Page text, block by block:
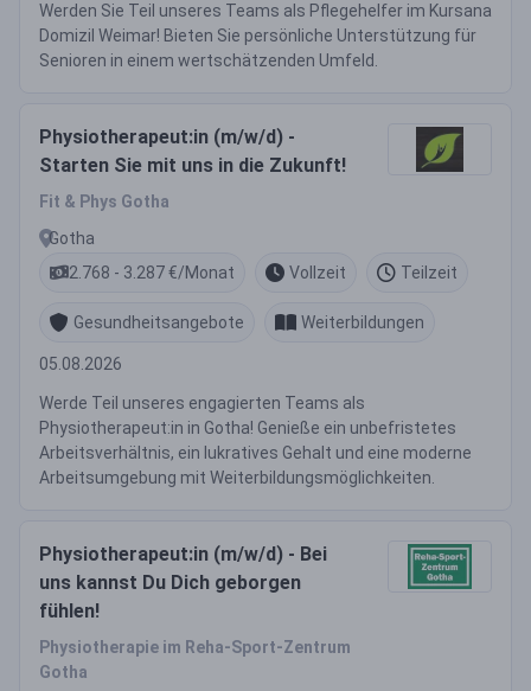
Werden Sie Teil unseres Teams als Pflegehelfer im Kursana
Domizil Weimar! Bieten Sie persönliche Unterstützung für
Senioren in einem wertschätzenden Umfeld.
Physiotherapeut:in (m/w/d) -
Starten Sie mit uns in die Zukunft!
Fit & Phys Gotha
Gotha
2.768 - 3.287 €/Monat
Vollzeit Teilzeit
Gesundheitsangebote Weiterbildungen
05.08.2026
Werde Teil unseres engagierten Teams als
Physiotherapeut:in in Gotha! Genieße ein unbefristetes
Arbeitsverhältnis, ein lukratives Gehalt und eine moderne
Arbeitsumgebung mit Weiterbildungsmöglichkeiten.
Physiotherapeut:in (m/w/d) - Bei
uns kannst Du Dich geborgen
fühlen!
Physiotherapie im Reha-Sport-Zentrum
Gotha